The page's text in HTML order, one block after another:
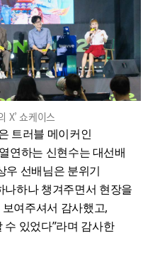
X’ 쇼케이스
트러블 메이커인
열연하는 신현수는 대선배
우 선배님은 분위기
나하나 챙겨주면서 현장을
여주셔서 감사했고,
있었다”라며 감사한